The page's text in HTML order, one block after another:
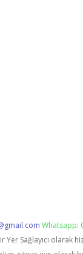
Whatsapp:
Yer Sağlayıcı